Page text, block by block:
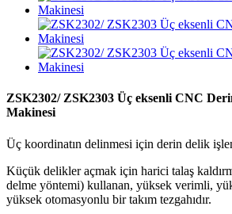
ZSK2302/ ZSK2303 Üç eksenli CNC
Makinesi
Üç koordinatın delinmesi için derin delik
Küçük delikler açmak için harici talaş
delme yöntemi) kullanan, yüksek verimli,
yüksek otomasyonlu bir takım tezgahıdır.